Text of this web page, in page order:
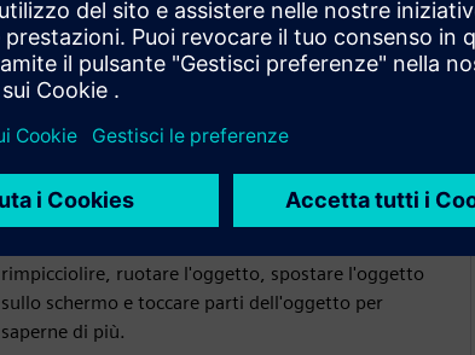
Interattività dei modelli 3D
rimpicciolire, ruotare l'oggetto, spostare l'oggetto
sullo schermo e toccare parti dell'oggetto per
saperne di più.